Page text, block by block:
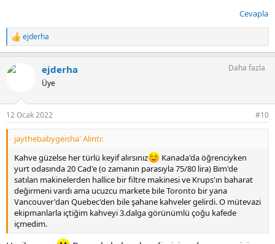
Cevapla
T
e
k
:
ejderha
ejderha
Üye
Daha fazla
12 Ocak 2022 #10
jaythebabygeisha' Alıntı:
Kahve güzelse her türlü keyif alırsınız
Kanada'da öğrenciyken
yurt odasında 20 Cad'e (o zamanın parasıyla 75/80 lira) Bim'de
satılan makinelerden hallice bir filtre makinesi ve Krups'ın baharat
değirmeni vardı ama ucuzcu markete bile Toronto bir yana
Vancouver'dan Quebec'den bile şahane kahveler gelirdi. O mütevazi
ekipmanlarla içtiğim kahveyi 3.dalga görünümlü çoğu kafede
içmedim.